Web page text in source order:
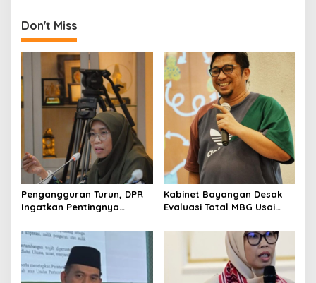
n
a
i
g
i
o
n
Don't Miss
Pengangguran Turun, DPR
Ingatkan Pentingnya
yang Layak
Kabinet Bayangan Desak
Evaluasi Total MBG Usai
Massal